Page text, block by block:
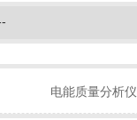
电能质量分析仪